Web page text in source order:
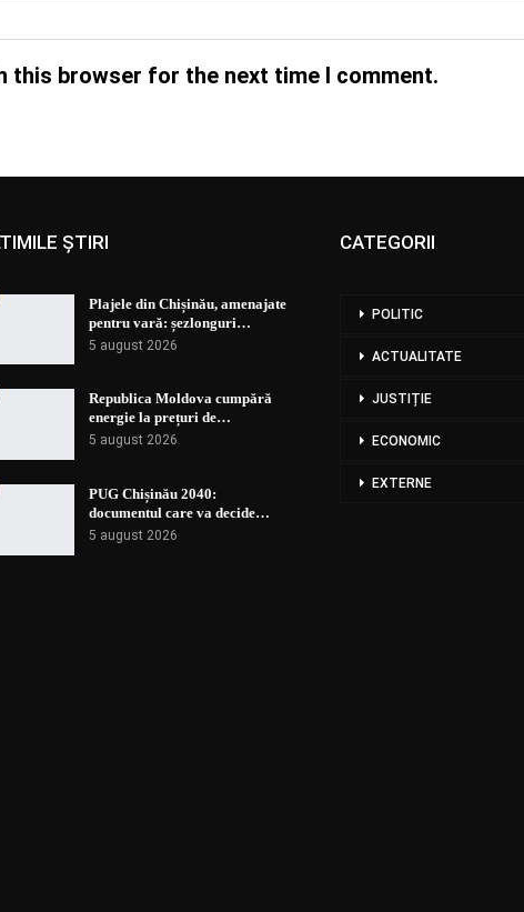
this browser for the next time I comment.
ȘTIRI
Plajele din Chișinău, amenajate
pentru vară: șezlonguri…
5 august 2026
Republica Moldova cumpără
energie la prețuri de…
5 august 2026
PUG Chișinău 2040:
documentul care va decide…
5 august 2026
CATEGORII
POLITIC
ACTUALITATE
JUSTIȚIE
ECONOMIC
EXTERNE